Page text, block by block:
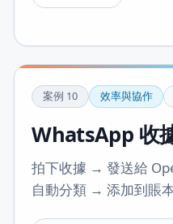
案例 10 效率與協作
WhatsApp 收
拍下收據 → 發送給
自動分類 → 添加到賬